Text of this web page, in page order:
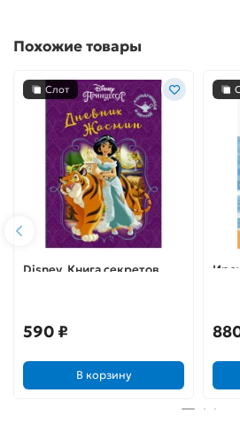
Похожие товары
Слот
Disney. Книга секретов.
590 ₽
В корзину